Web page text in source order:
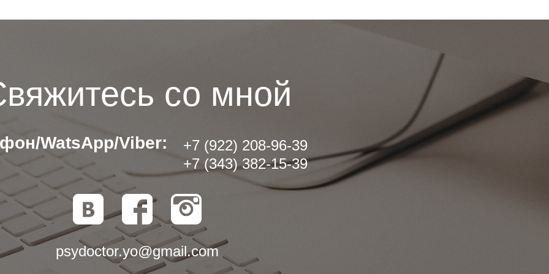
со мной
WatsApp/Viber:
+7 (922) 208-96-39
+7 (343) 382-15-39
psydoctor.yo@gmail.com